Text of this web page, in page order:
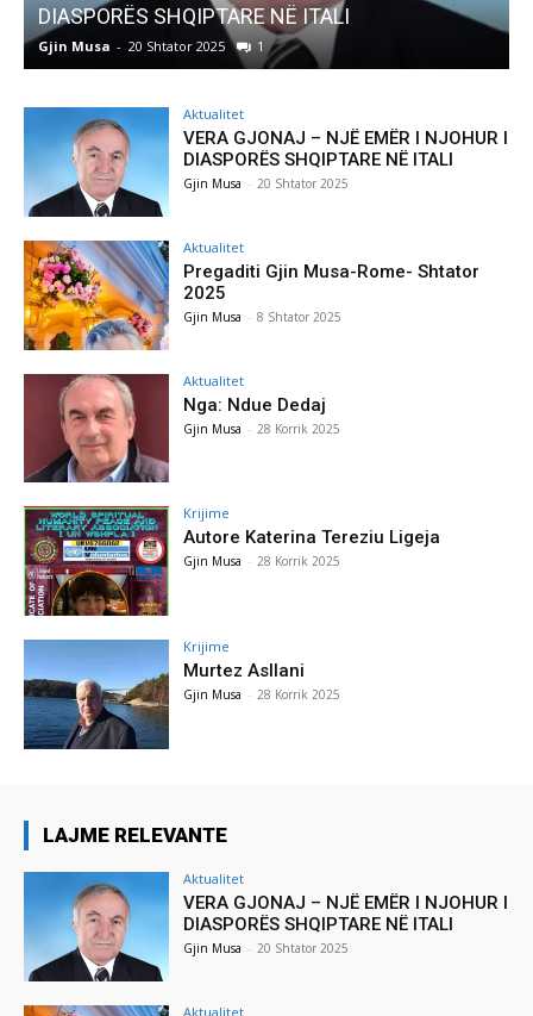
Pregaditi Gjin Musa-Rome- Shtator 2025
Gjin Musa - 8 Shtator 2025 0
Aktualitet
VERA GJONAJ – NJË EMËR I NJOHUR I
DIASPORËS SHQIPTARE NË ITALI
Gjin Musa - 20 Shtator 2025
Aktualitet
Pregaditi Gjin Musa-Rome- Shtator
2025
Gjin Musa - 8 Shtator 2025
Aktualitet
Nga: Ndue Dedaj
Gjin Musa - 28 Korrik 2025
Krijime
Autore Katerina Tereziu Ligeja
Gjin Musa - 28 Korrik 2025
Krijime
Murtez Asllani
Gjin Musa - 28 Korrik 2025
LAJME RELEVANTE
Aktualitet
VERA GJONAJ – NJË EMËR I NJOHUR I
DIASPORËS SHQIPTARE NË ITALI
Gjin Musa - 20 Shtator 2025
Aktualitet